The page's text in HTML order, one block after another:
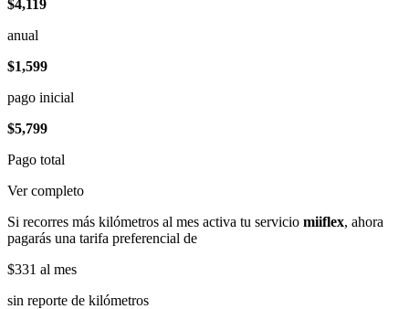
$4,119
anual
$1,599
pago inicial
$5,799
Pago total
Ver completo
Si recorres más kilómetros al mes activa tu servicio miiflex, ahora
pagarás una tarifa preferencial de
$331 al mes
sin reporte de kilómetros